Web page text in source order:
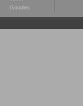
Goodies